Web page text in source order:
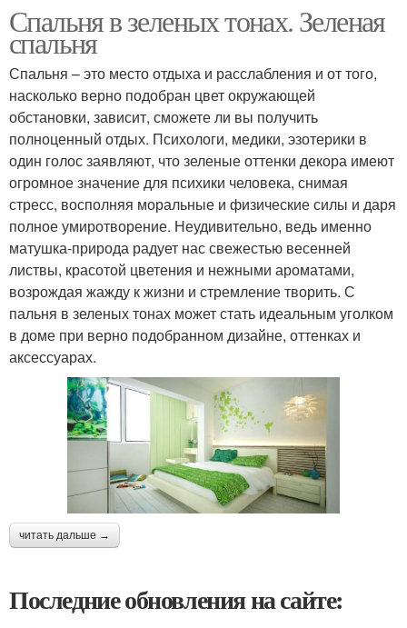
Спальня в зеленых тонах. Зеленая
спальня
Спальня – это место отдыха и расслабления и от того,
насколько верно подобран цвет окружающей
обстановки, зависит, сможете ли вы получить
полноценный отдых. Психологи, медики, эзотерики в
один голос заявляют, что зеленые оттенки декора имеют
огромное значение для психики человека, снимая
стресс, восполняя моральные и физические силы и даря
полное умиротворение. Неудивительно, ведь именно
матушка-природа радует нас свежестью весенней
листвы, красотой цветения и нежными ароматами,
возрождая жажду к жизни и стремление творить. С
пальня в зеленых тонах может стать идеальным уголком
в доме при верно подобранном дизайне, оттенках и
аксессуарах.
читать дальше →
Последние обновления на сайте: